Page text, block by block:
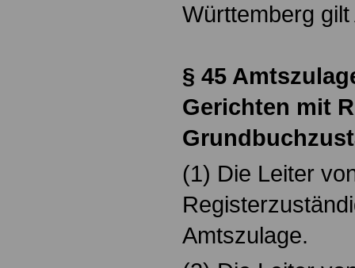
Württemberg
§ 45
Gerichten mit
(1) Die Leiter
Amtszulage.